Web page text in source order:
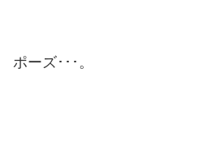
ポーズ･･･。